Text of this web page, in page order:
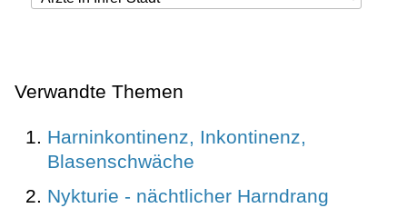
Verwandte Themen
Harninkontinenz, Inkontinenz,
Blasenschwäche
Nykturie - nächtlicher Harndrang